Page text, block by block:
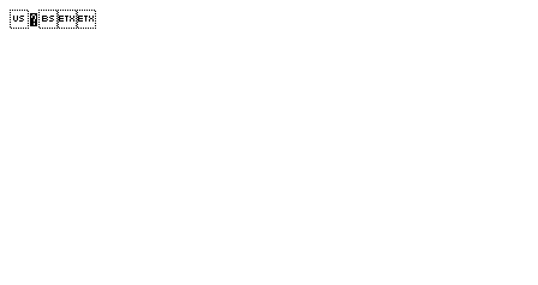
�